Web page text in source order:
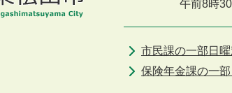
午前8時
市民課の一部日
保険年金課の一